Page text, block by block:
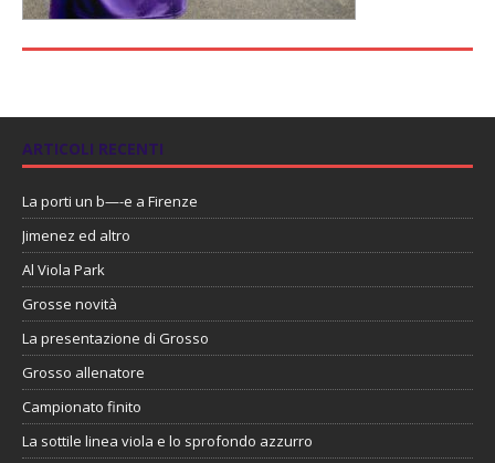
ARTICOLI RECENTI
La porti un b—-e a Firenze
Jimenez ed altro
Al Viola Park
Grosse novità
La presentazione di Grosso
Grosso allenatore
Campionato finito
La sottile linea viola e lo sprofondo azzurro